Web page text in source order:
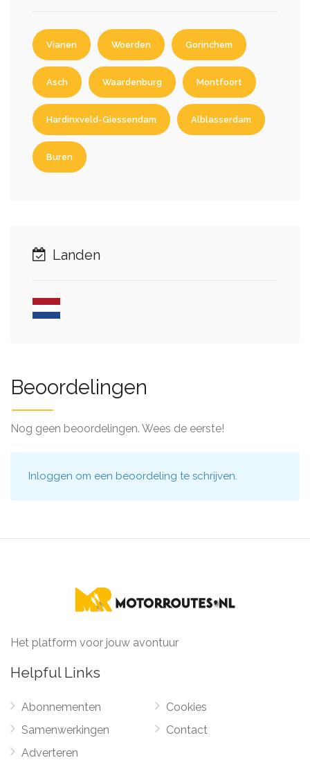
Vianen Woerden Gorinchem
Asch Waardenburg Montfoort
Hardinxveld-Giessendam Alblasserdam
Buren
Landen
Beoordelingen
Nog geen beoordelingen. Wees de eerste!
Inloggen om een beoordeling te schrijven.
Het platform voor jouw avontuur
Helpful Links
Abonnementen
Samenwerkingen
Adverteren
Cookies
Contact